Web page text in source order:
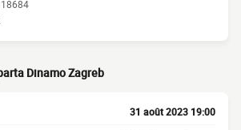
18684
Dinamo Zagreb
31 août 2023 19:00